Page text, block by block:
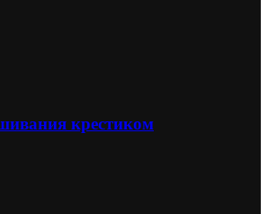
крестиком